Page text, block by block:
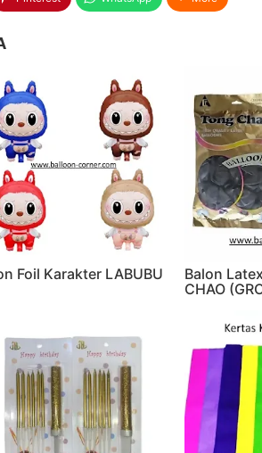
Foil Karakter LABUBU
Balon
CHAO